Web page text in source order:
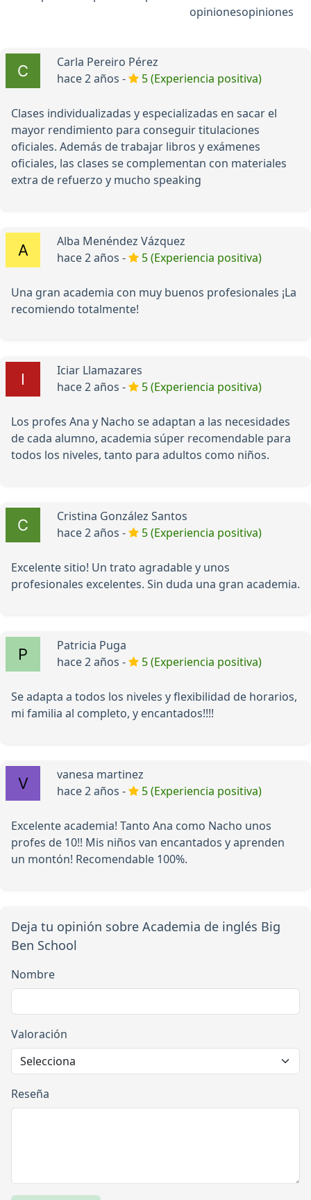
opinionesopiniones
Carla Pereiro Pérez
hace 2 años -
5 (Experiencia positiva)
Clases individualizadas y especializadas en sacar el
mayor rendimiento para conseguir titulaciones
oficiales. Además de trabajar libros y exámenes
oficiales, las clases se complementan con materiales
extra de refuerzo y mucho speaking
Alba Menéndez Vázquez
hace 2 años -
5 (Experiencia positiva)
Una gran academia con muy buenos profesionales ¡La
recomiendo totalmente!
Iciar Llamazares
hace 2 años -
5 (Experiencia positiva)
Los profes Ana y Nacho se adaptan a las necesidades
de cada alumno, academia súper recomendable para
todos los niveles, tanto para adultos como niños.
Cristina González Santos
hace 2 años -
5 (Experiencia positiva)
Excelente sitio! Un trato agradable y unos
profesionales excelentes. Sin duda una gran academia.
Patricia Puga
hace 2 años -
5 (Experiencia positiva)
Se adapta a todos los niveles y flexibilidad de horarios,
mi familia al completo, y encantados!!!!
vanesa martinez
hace 2 años -
5 (Experiencia positiva)
Excelente academia! Tanto Ana como Nacho unos
profes de 10!! Mis niños van encantados y aprenden
un montón! Recomendable 100%.
Deja tu opinión sobre Academia de inglés Big
Ben School
Nombre
Valoración
Reseña